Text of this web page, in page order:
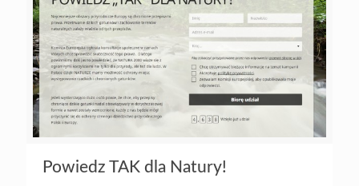
Powiedz TAK dla Natury!